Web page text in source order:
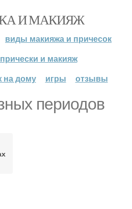
И МАКИЯЖ
виды макияжа и причесок
и макияж
на дому
игры отзывы
периодов